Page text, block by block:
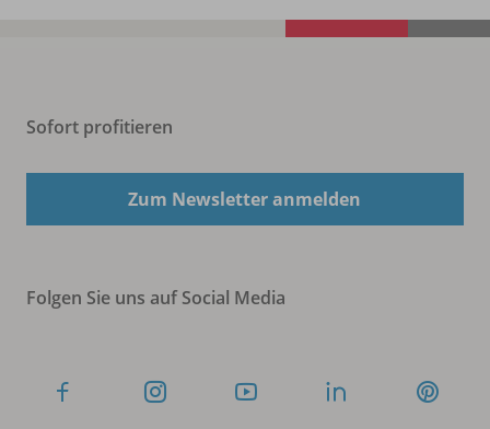
Sofort profitieren
Zum Newsletter anmelden
Folgen Sie uns auf Social Media